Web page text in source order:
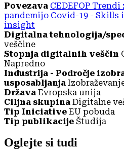
Povezava CEDEFOP
pandemijo Covid-19 - Skills
insight
Digitalna tehnologija/
veščine
Stopnja digitalnih veščin
Napredno
Industrija - Področje
usposabljanja
Država Evropska unija
Ciljna skupina Digitalne
Tip Iniciative EU pobuda
Tip publikacije Študija
Oglejte si tudi